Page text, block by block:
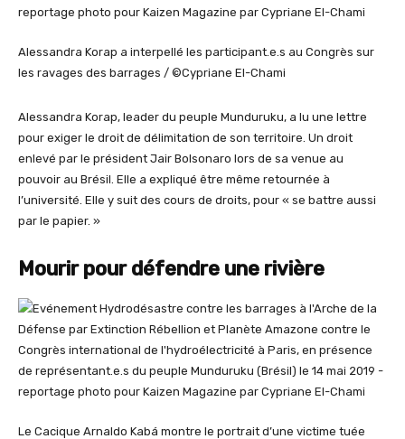
Alessandra Korap a interpellé les participant.e.s au Congrès sur
les ravages des barrages / ©Cypriane El-Chami
Alessandra Korap, leader du peuple Munduruku, a lu une lettre
pour exiger le droit de délimitation de son territoire. Un droit
enlevé par le président Jair Bolsonaro lors de sa venue au
pouvoir au Brésil. Elle a expliqué être même retournée à
l’université. Elle y suit des cours de droits, pour « se battre aussi
par le papier. »
Mourir pour défendre une rivière
Le Cacique Arnaldo Kabá montre le portrait d’une victime tuée